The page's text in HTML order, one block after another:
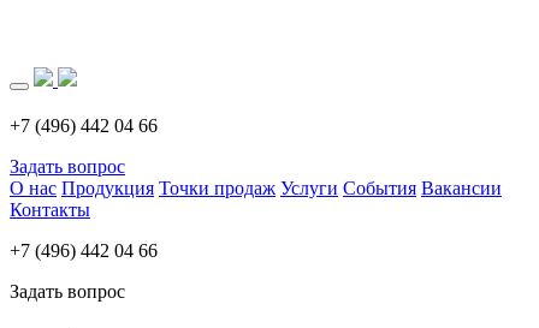
+7 (496) 442 04 66
Задать вопрос
О нас Продукция Точки продаж Услуги События Вакансии
Контакты
+7 (496) 442 04 66
Задать вопрос